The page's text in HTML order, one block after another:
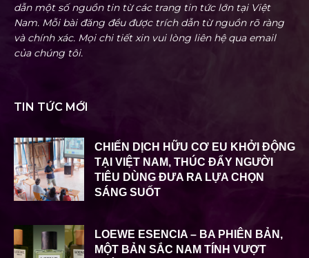
dẫn một số nguồn tin từ các trang tin tức lớn tại Việt
Nam. Mỗi bài đăng đều được trích dẫn từ nguồn rõ ràng
và chính xác. Mọi chi tiết xin vui lòng liên hệ qua email
của chúng tôi.
TIN TỨC MỚI
CHIẾN DỊCH HỮU CƠ EU KHỞI ĐỘNG
TẠI VIỆT NAM, THÚC ĐẨY NGƯỜI
TIÊU DÙNG ĐƯA RA LỰA CHỌN
SÁNG SUỐT
LOEWE ESENCIA – BA PHIÊN BẢN,
MỘT BẢN SẮC NAM TÍNH VƯỢT